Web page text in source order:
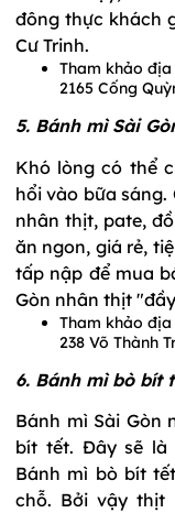
đông thực khách
Cư Trinh.
Tham khảo địa
2165 Cống
5. Bánh mì Sài
Khó lòng có thể
hổi vào bữa
nhân thịt, pate,
ăn ngon, giá rẻ,
tấp nập để mua
Gòn nhân thịt
Tham khảo địa
238 Võ Thành
6. Bánh mì bò bít
Bánh mì Sài Gòn
bít tết. Đây sẽ là
Bánh mì bò bít
chỗ. Bởi vậy thịt